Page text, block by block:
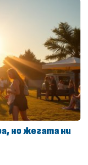
но жегата ни